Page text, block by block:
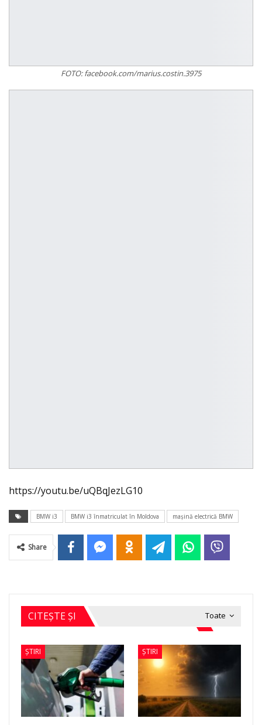
FOTO: facebook.com/marius.costin.3975
https://youtu.be/uQBqJezLG10
BMW i3 BMW i3 înmatriculat în Moldova maşină electrică BMW
Share
Toate
CITEȘTE ȘI
ȘTIRI ȘTIRI